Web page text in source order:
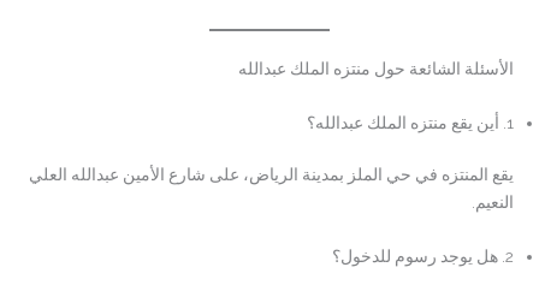
الأسئلة الشائعة حول منتزه الملك عبدالله
1. أين يقع منتزه الملك عبدالله؟
يقع المنتزه في حي الملز بمدينة الرياض، على شارع الأمين عبدالله العلي
النعيم.
2. هل يوجد رسوم للدخول؟